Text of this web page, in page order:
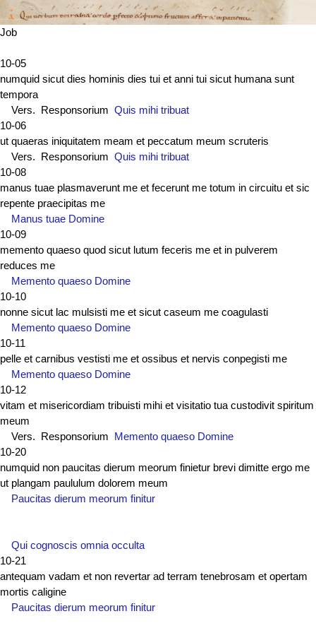
Job
10-05
numquid sicut dies hominis dies tui et anni tui sicut humana sunt
tempora
Vers. Responsorium Quis mihi tribuat
10-06
ut quaeras iniquitatem meam et peccatum meum scruteris
Vers. Responsorium Quis mihi tribuat
10-08
manus tuae plasmaverunt me et fecerunt me totum in circuitu et sic
repente praecipitas me
Manus tuae Domine
10-09
memento quaeso quod sicut lutum feceris me et in pulverem
reduces me
Memento quaeso Domine
10-10
nonne sicut lac mulsisti me et sicut caseum me coagulasti
Memento quaeso Domine
10-11
pelle et carnibus vestisti me et ossibus et nervis conpegisti me
Memento quaeso Domine
10-12
vitam et misericordiam tribuisti mihi et visitatio tua custodivit spiritum
meum
Vers. Responsorium Memento quaeso Domine
10-20
numquid non paucitas dierum meorum finietur brevi dimitte ergo me
ut plangam paululum dolorem meum
Paucitas dierum meorum finitur
Qui cognoscis omnia occulta
10-21
antequam vadam et non revertar ad terram tenebrosam et opertam
mortis caligine
Paucitas dierum meorum finitur